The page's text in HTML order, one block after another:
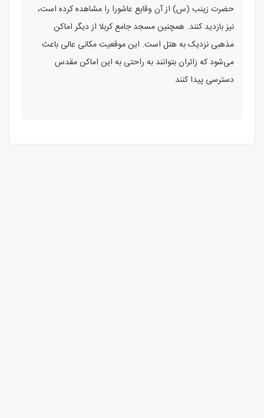
حضرت زینب (س) از آن وقایع عاشورا را مشاهده کرده است،
نیز بازدید کنند. همچنین مسجد جامع کربلا از دیگر اماکن
مذهبی نزدیک به هتل است. این موقعیت مکانی عالی باعث
می‌شود که زائران بتوانند به راحتی به این اماکن مقدس
دسترسی پیدا کنند